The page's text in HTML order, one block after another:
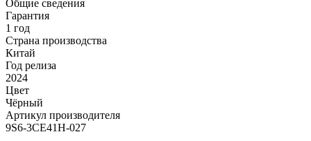
Общие сведения
Гарантия
1 год
Страна производства
Китай
Год релиза
2024
Цвет
Чёрный
Артикул производителя
9S6-3CE41H-027